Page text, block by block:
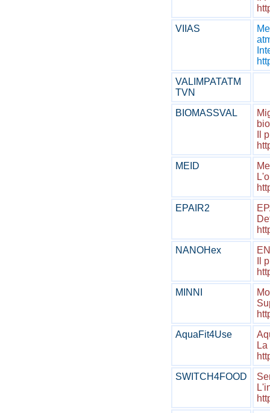
VIIAS
VALIMPATATM
TVN
BIOMASSVAL
Il
MEID
EPAIR2
NANOHex
Il
MINNI
AquaFit4Use
SWITCH4FOOD